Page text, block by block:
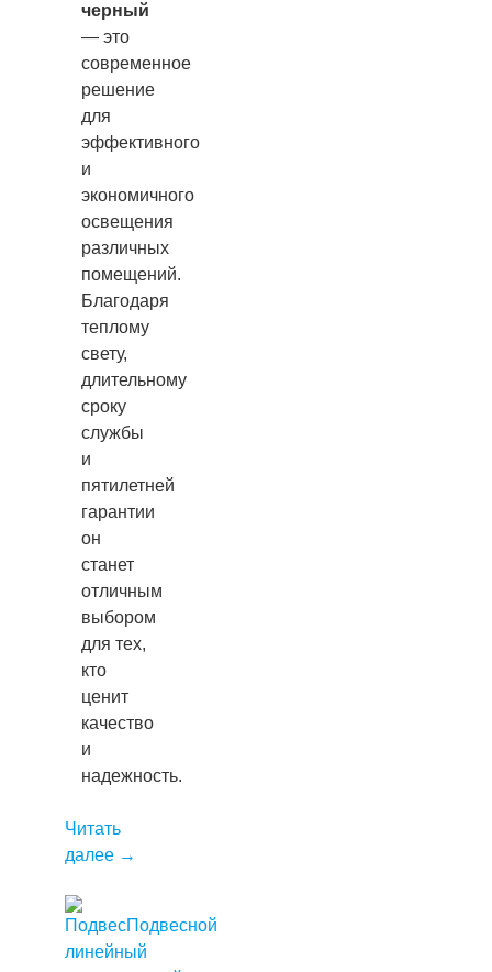
черный
— это
современное
решение
для
эффективного
и
экономичного
освещения
различных
помещений.
Благодаря
теплому
свету,
длительному
сроку
службы
и
пятилетней
гарантии
он
станет
отличным
выбором
для тех,
кто
ценит
качество
и
надежность.
Читать
далее →